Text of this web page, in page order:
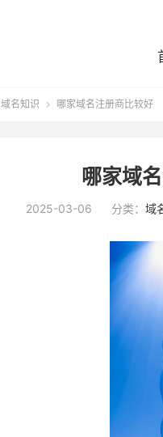
域名知识  哪家域名注册商比较好
哪家域
2025-03-06 分类： 域